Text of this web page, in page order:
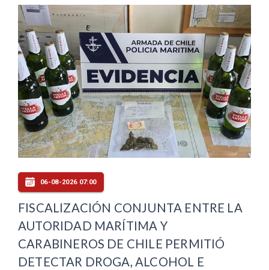
06-08-2026 07:00
FISCALIZACIÓN CONJUNTA ENTRE LA
AUTORIDAD MARÍTIMA Y
CARABINEROS DE CHILE PERMITIÓ
DETECTAR DROGA, ALCOHOL E